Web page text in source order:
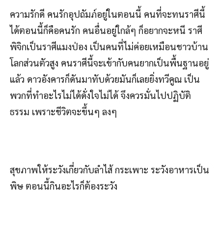
ความรักดี คนรักอุปถัมภ์อยู่ในตอนนี้ คนที่จะทนราศีนี้
ได้ตอนนี้ก็คือคนรัก คนอื่นอยู่ใกล้ๆ ก็อยากจะหนี ราศี
พิจิกเป็นราศีแมงป่อง เป็นคนที่ไม่ค่อยเหมือนชาวบ้าน
โลกส่วนตัวสูง คนราศีนี้จะเข้ากับคนยากเป็นพื้นฐานอยู่
แล้ว ดาวอังคารก็ดันมาทับด้วยมันก็เลยยิ่งทวีคูณ เป็น
พวกที่ทำอะไรไม่ได้ดั่งใจไม่ได้ จึงควรมั่นไปปฏิบัติ
ธรรม เพราะชีวิตจะขึ้นๆ ลงๆ
สุขภาพให้ระวังเกี่ยวกับลำไส้ กระเพาะ ระวังอาหารเป็น
พิษ ตอนนี้กินอะไรก็ต้องระวัง